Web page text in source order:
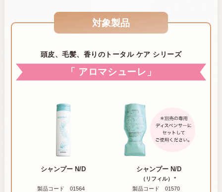
対象製品
頭皮、毛髪、香りのトータル ケア シリーズ
「 アロマシューレ」
シャンプー N/D
製品コード 01564
シャンプー N/D
（リフィル） ＊
製品コード 01570